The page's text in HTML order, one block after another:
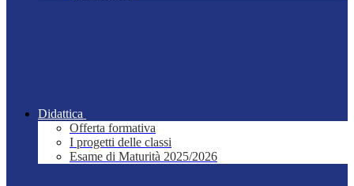
Didattica
Offerta formativa
I progetti delle classi
Esame di Maturità 2025/2026